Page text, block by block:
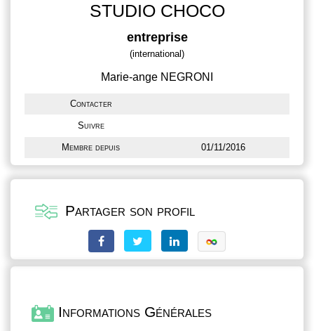
STUDIO CHOCO
entreprise
(international)
Marie-ange NEGRONI
Contacter
Suivre
Membre depuis 01/11/2016
Partager son profil
Informations Générales